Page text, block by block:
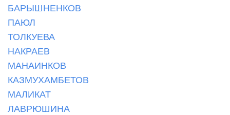
БАРЫШНЕНКОВ
ПАЮЛ
ТОЛКУЕВА
НАКРАЕВ
МАНАИНКОВ
КАЗМУХАМБЕТОВ
МАЛИКАТ
ЛАВРЮШИНА